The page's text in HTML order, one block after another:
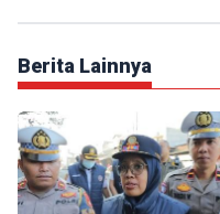
Berita Lainnya